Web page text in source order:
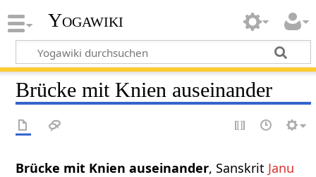
Yogawiki
Brücke mit Knien auseinander
Brücke mit Knien auseinander, Sanskrit Janu